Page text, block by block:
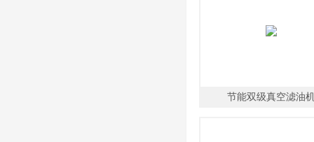
节能双级真空滤油